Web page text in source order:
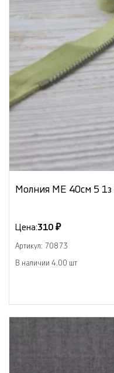
Молния МЕ 40см 5 1з
Цена:310 ₽
Артикул: 70873
В наличии 4.00 шт